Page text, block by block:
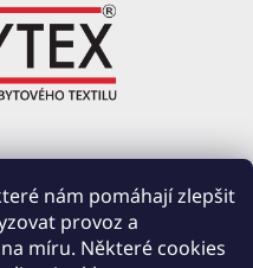
nám pomáhají zlepšit
provoz a
míru. Některé cookies
ZÁHOŘÍ